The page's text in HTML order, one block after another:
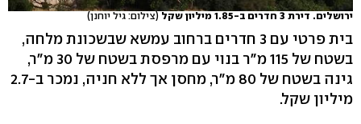
ירושלים. דירת 3 חדרים ב-1.85 מיליון שקל (צילום: גיל יוחנן)
בית פרטי עם 3 חדרים ברחוב עמשא שבשכונת מלחה,
בשטח של 115 מ"ר בנוי עם מרפסת בשטח של 30 מ"ר,
גינה בשטח של 80 מ"ר, מחסן אך ללא חניה, נמכר ב-2.7
מיליון שקל.